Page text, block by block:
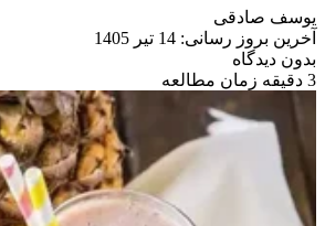
یوسف صادقی
آخرین بروز رسانی: 14 تیر 1405
بدون دیدگاه
3 دقیقه زمان مطالعه